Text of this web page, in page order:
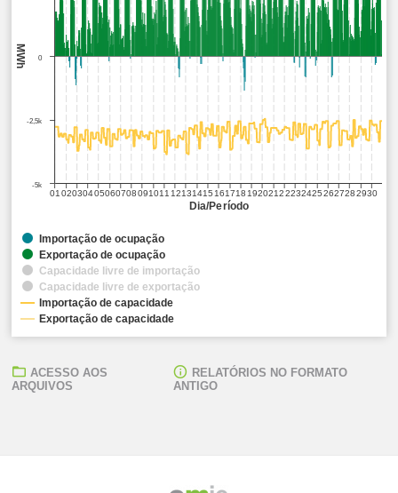
Dia/Período
MWh
01 02030405060708091011 12131415 161718 192021222324252627282930
0
-5k
-2,5k
Importação de ocupação
Exportação de ocupação
Capacidade livre de importação
Capacidade livre de exportação
Importação de capacidade
Exportação de capacidade
ACESSO AOS
ARQUIVOS
RELATÓRIOS NO FORMATO
ANTIGO